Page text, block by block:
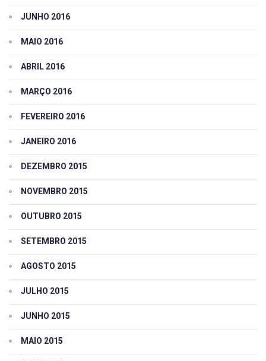
JUNHO 2016
MAIO 2016
ABRIL 2016
MARÇO 2016
FEVEREIRO 2016
JANEIRO 2016
DEZEMBRO 2015
NOVEMBRO 2015
OUTUBRO 2015
SETEMBRO 2015
AGOSTO 2015
JULHO 2015
JUNHO 2015
MAIO 2015